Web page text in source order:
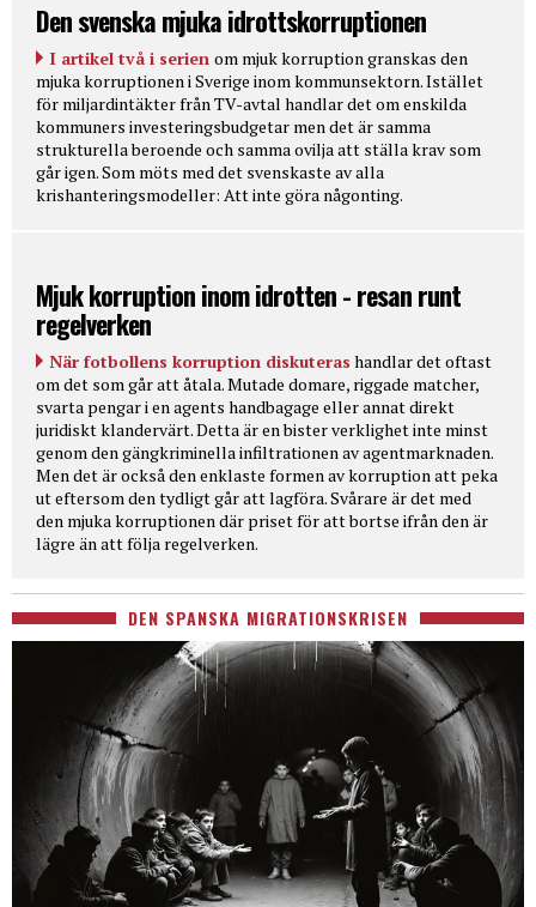
Den svenska mjuka idrottskorruptionen
I artikel två i serien om mjuk korruption granskas den
mjuka korruptionen i Sverige inom kommunsektorn. Istället
för miljardintäkter från TV-avtal handlar det om enskilda
kommuners investeringsbudgetar men det är samma
strukturella beroende och samma ovilja att ställa krav som
går igen. Som möts med det svenskaste av alla
krishanteringsmodeller: Att inte göra någonting.
Mjuk korruption inom idrotten - resan runt
regelverken
När fotbollens korruption diskuteras handlar det oftast
om det som går att åtala. Mutade domare, riggade matcher,
svarta pengar i en agents handbagage eller annat direkt
juridiskt klandervärt. Detta är en bister verklighet inte minst
genom den gängkriminella infiltrationen av agentmarknaden.
Men det är också den enklaste formen av korruption att peka
ut eftersom den tydligt går att lagföra. Svårare är det med
den mjuka korruptionen där priset för att bortse ifrån den är
lägre än att följa regelverken.
DEN SPANSKA MIGRATIONSKRISEN